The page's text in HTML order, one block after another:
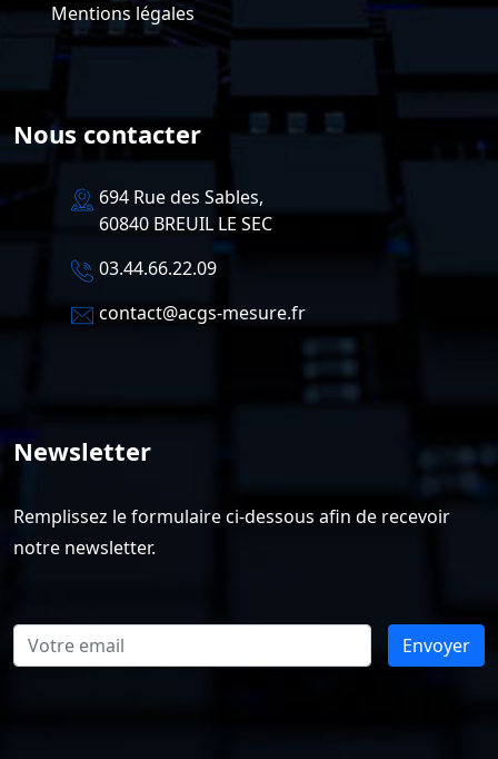
Mentions légales
Nous contacter
694 Rue des Sables,
60840 BREUIL LE SEC
03.44.66.22.09
contact@acgs-mesure.fr
Newsletter
Remplissez le formulaire ci-dessous afin de recevoir
notre newsletter.
Envoyer